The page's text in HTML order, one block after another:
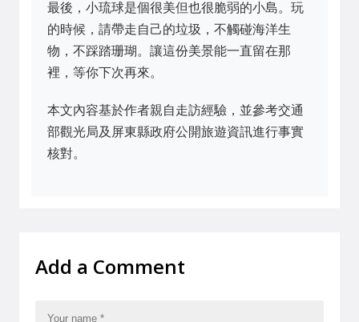
最後，小琉球是個很美但也很脆弱的小島。玩
的時候，請帶走自己的垃圾，不觸碰海洋生
物，不踩踏珊瑚。讓這份美景能一直留在那
裡，等你下次再來。
本文內容基於作者親自走訪經驗，並參考交通
部觀光局及 屏東縣政府公開旅遊資訊進行事實
核對。
Add a Comment